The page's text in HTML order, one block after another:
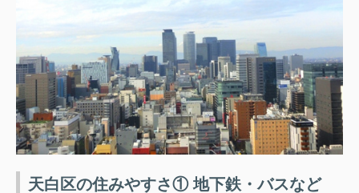
天白区の住みやすさ① 地下鉄・バスなど